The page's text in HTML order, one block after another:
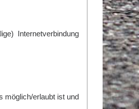
Internetverbindung
möglich/erlaubt ist und